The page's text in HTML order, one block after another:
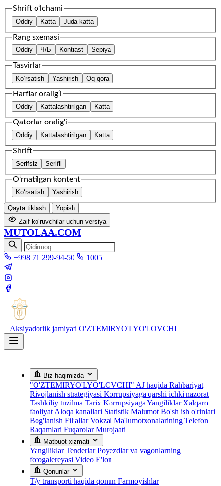
Shrift o‘lchami
Oddiy Katta Juda katta
Rang sxemasi
Oddiy Ч/Б Kontrast Sepiya
Tasvirlar
Ko‘rsatish Yashirish Oq-qora
Harflar oralig‘i
Oddiy Kattalashtirilgan Katta
Qatorlar oralig‘i
Oddiy Kattalashtirilgan Katta
Shrift
Serifsiz Serifli
O‘rnatilgan kontent
Ko‘rsatish Yashirish
Qayta tiklash
Yopish
Zaif ko‘ruvchilar uchun versiya
MUTOLAA.COM
+998 71 299-94-50 1005
Aksiyadorlik jamiyati O'ZTEMIRYO'LYO'LOVCHI
Biz haqimizda
"O'ZTEMIRYO'LYO'LOVCHI" AJ haqida Rahbariyat
Rivojlanish strategiyasi Korrupsiyaga qarshi ichki nazorat
Tashkiliy tuzilma Tarix Korrupsiyaga Yangiliklar Xalqaro
faoliyat Aloqa kanallari Statistik Malumot Bo'sh ish o'rinlari
Bog'lanish FiliallarVokzal Ma'lumotxonalarining Telefon
Raqamlari Fuqarolar Murojaati
Matbuot xizmati
YangiliklarTenderlarPoyezdlar va vagonlarning
fotogalereyasi Video E'lon
Qonunlar
T/y transporti haqida qonun Farmoyishlar